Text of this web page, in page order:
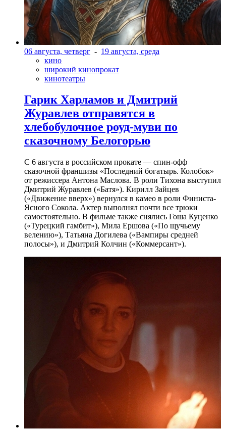
06 августа, четверг - 19 августа, среда
кино
широкий кинопрокат
кинотеатры
Гарик Харламов и Дмитрий
Журавлев отправятся в
хлебобулочное роуд-муви по
сказочному Белогорью
С 6 августа в российском прокате — спин-офф
сказочной франшизы «Последний богатырь. Колобок»
от режиссера Антона Маслова. В роли Тихона выступил
Дмитрий Журавлев («Батя»). Кирилл Зайцев
(«Движение вверх») вернулся в камео в роли Финиста-
Ясного Сокола. Актер выполнял почти все трюки
самостоятельно. В фильме также снялись Гоша Куценко
(«Турецкий гамбит»), Мила Ершова («По щучьему
велению»), Татьяна Догилева («Вампиры средней
полосы»), и Дмитрий Колчин («Коммерсант»).